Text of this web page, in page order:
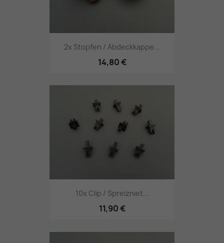
2x Stopfen / Abdeckkappe...
14,80 €
10x Clip / Spreizniet...
11,90 €